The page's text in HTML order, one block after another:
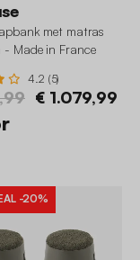
met matras
- Made in France
4.2 (5)
€ 1.079,99
-20%